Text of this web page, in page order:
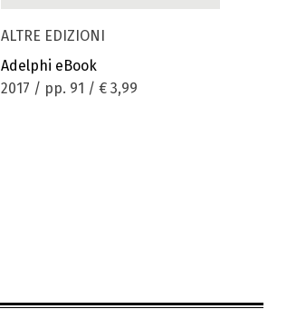
ALTRE EDIZIONI
Adelphi eBook
2017 / pp. 91 / € 3,99